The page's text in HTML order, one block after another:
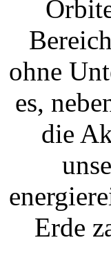
ohne
es,
die
Erde